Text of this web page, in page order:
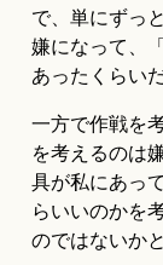
で、単にずっ
嫌になって、
あったくらいだ
一方で作戦を
を考えるのは
具が私にあっ
らいいのかを
のではないか